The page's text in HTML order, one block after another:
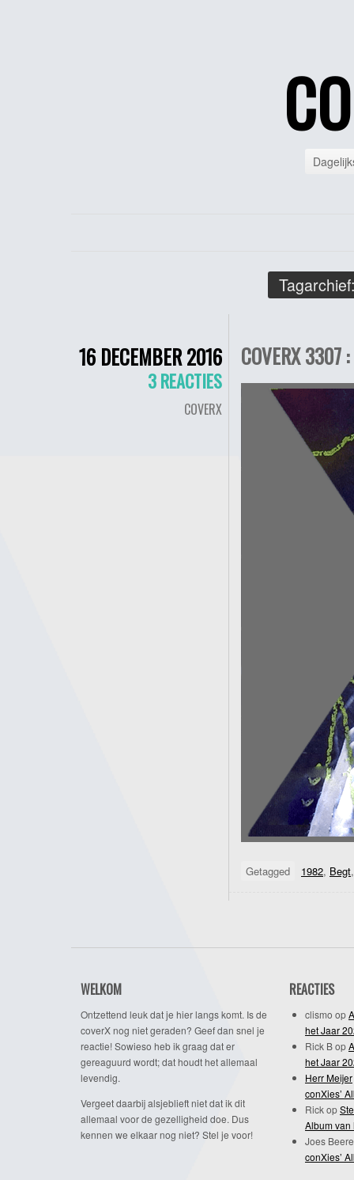
16 DECEMBER 2016
3 REACTIES
COVERX
COVERX 3307
Getagged 1982, Begt
WELKOM
Ontzettend leuk dat je hier langs komt. Is de
coverX nog niet geraden? Geef dan snel je
reactie! Sowieso heb ik graag dat er
gereaguurd wordt; dat houdt het allemaal
levendig.
Vergeet daarbij alsjeblieft niet dat ik dit
allemaal voor de gezelligheid doe. Dus
kennen we elkaar nog niet? Stel je voor!
REACTIES
clismo op
het Jaar
Rick Bop
het Jaar
Herr Meijer
conXies’
Rickop
Album van
Joes
conXies’